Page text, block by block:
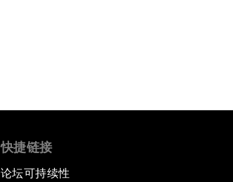
快捷链接
论坛可持续性